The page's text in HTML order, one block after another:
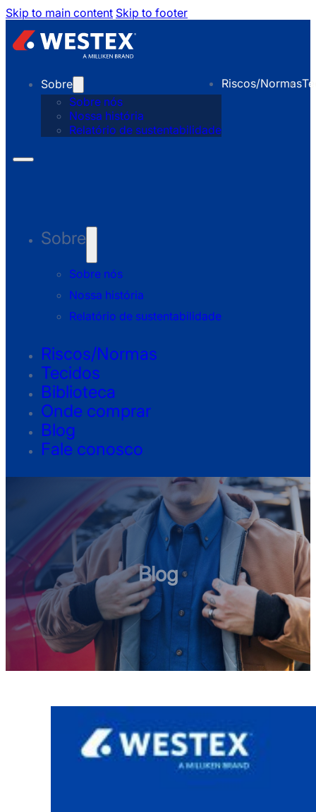
Skip to main content Skip to footer
Sobre
Sobre nós
Nossa história
Relatório de sustentabilidade
Riscos/Normas
Sobre
Sobre nós
Nossa história
Relatório de sustentabilidade
Riscos/Normas
Tecidos
Biblioteca
Onde comprar
Blog
Fale conosco
Blog